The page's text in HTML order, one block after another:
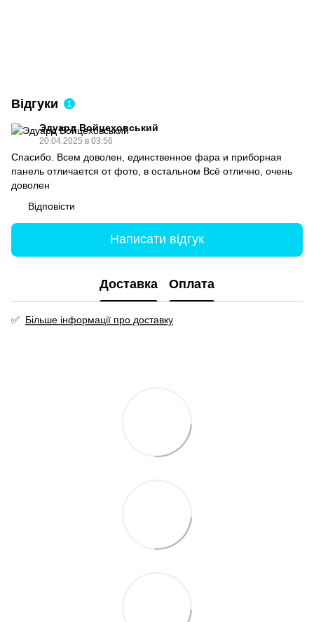
Відгуки 1
Эдуард Войцеховський
20.04.2025 в 03:56
Спасибо. Всем доволен, единственное фара и приборная
панель отличается от фото, в остальном Всё отлично, очень
доволен
Відповісти
Написати відгук
Доставка Оплата
✅ Більше інформації про доставку